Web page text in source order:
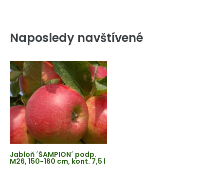
Naposledy navštívené
Jabloň ´ŠAMPION´ podp.
M26, 150-160 cm, kont. 7,5 l